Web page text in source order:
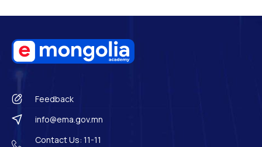
Feedback
info@ema.gov.mn
Contact Us: 11-11